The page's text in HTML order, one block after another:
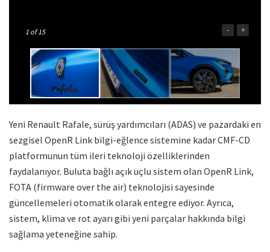
1 of 15 - +
Yeni Renault Rafale, sürüş yardımcıları (ADAS) ve pazardaki en
sezgisel OpenR Link bilgi-eğlence sistemine kadar CMF-CD
platformunun tüm ileri teknoloji özelliklerinden
faydalanıyor. Buluta bağlı açık uçlu sistem olan OpenR Link,
FOTA (firmware over the air) teknolojisi sayesinde
güncellemeleri otomatik olarak entegre ediyor. Ayrıca,
sistem, klima ve rot ayarı gibi yeni parçalar hakkında bilgi
sağlama yeteneğine sahip.